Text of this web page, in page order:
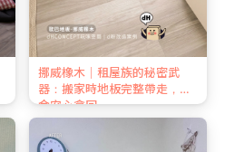
挪威橡木｜租屋族的秘密武
器：搬家時地板完整帶走，押
金安心拿回